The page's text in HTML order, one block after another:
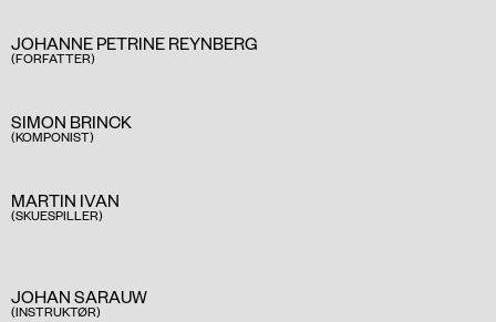
JOHANNE PETRINE REYNBERG
(FORFATTER)
SIMON BRINCK
(KOMPONIST)
MARTIN IVAN
(SKUESPILLER)
JOHAN SARAUW
(INSTRUKTØR)